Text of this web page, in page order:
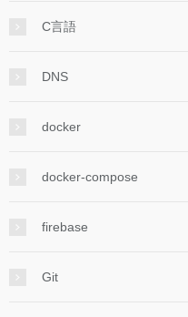
C言語
DNS
docker
docker-compose
firebase
Git